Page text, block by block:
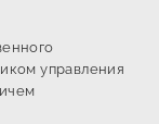
круглосуточно
управления